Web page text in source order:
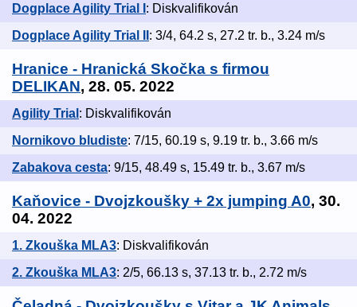
Dogplace Agility Trial I : Diskvalifikován
Dogplace Agility Trial II : 3/4, 64.2 s, 27.2 tr. b., 3.24 m/s
Hranice - Hranická Skočka s firmou
DELIKAN, 28. 05. 2022
Agility Trial : Diskvalifikován
Nornikovo bludiste: 7/15, 60.19 s, 9.19 tr. b., 3.66 m/s
Zabakova cesta: 9/15, 48.49 s, 15.49 tr. b., 3.67 m/s
Kaňovice - Dvojzkoušky + 2x jumping A0, 30.
04. 2022
1. Zkouška MLA3: Diskvalifikován
2. Zkouška MLA3: 2/5, 66.13 s, 37.13 tr. b., 2.72 m/s